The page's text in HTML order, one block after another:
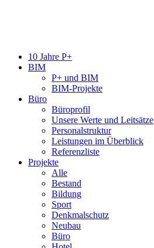
10 Jahre P+
BIM
P+ und BIM
BIM-Projekte
Büro
Büroprofil
Unsere Werte und Leitsätze
Personalstruktur
Leistungen im Überblick
Referenzliste
Projekte
Alle
Bestand
Bildung
Sport
Denkmalschutz
Neubau
Büro